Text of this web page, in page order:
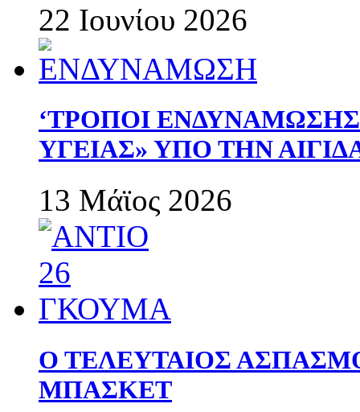
22 Ιουνίου 2026
‘ΤΡΟΠΟΙ
ΥΓΕΙΑΣ» ΥΠΟ ΤΗΝ
13 Μάϊος 2026
Ο ΤΕΛΕΥΤΑΙΟΣ
ΜΠΑΣΚΕΤ